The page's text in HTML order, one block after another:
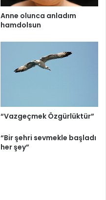
Anne olunca anladım
hamdolsun
“Vazgeçmek Özgürlüktür”
“Bir şehri sevmekle başladı
her şey”